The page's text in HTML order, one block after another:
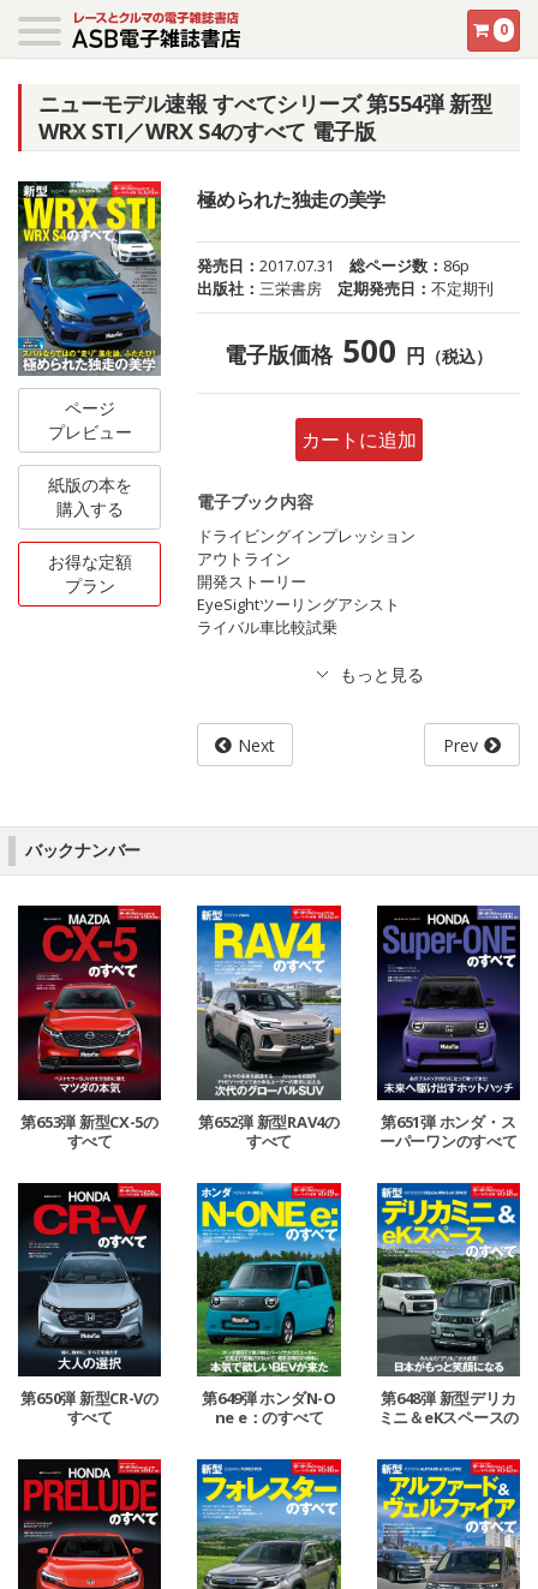
0
ニューモデル速報 すべてシリーズ 第554弾 新型
WRX STI／WRX S4のすべて 電子版
ページ
プレビュー
紙版の本を
購入する
お得な定額
プラン
極められた独走の美学
発売日：2017.07.31 総ページ数： 86p
出版社：三栄書房 定期発売日：不定期刊
電子版価格 500 円 （税込）
カートに追加
電子ブック内容
ドライビングインプレッション
アウトライン
開発ストーリー
EyeSightツーリングアシスト
ライバル車比較試乗
Next Prev
バックナンバー
第653弾 新型CX-5の
すべて
第652弾 新型RAV4の
すべて
第651弾 ホンダ・ス
ーパーワンのすべて
第650弾 新型CR-Vの
すべて
第649弾 ホンダN-O
ne e：のすべて
第648弾 新型デリカ
ミニ＆eKスペースの